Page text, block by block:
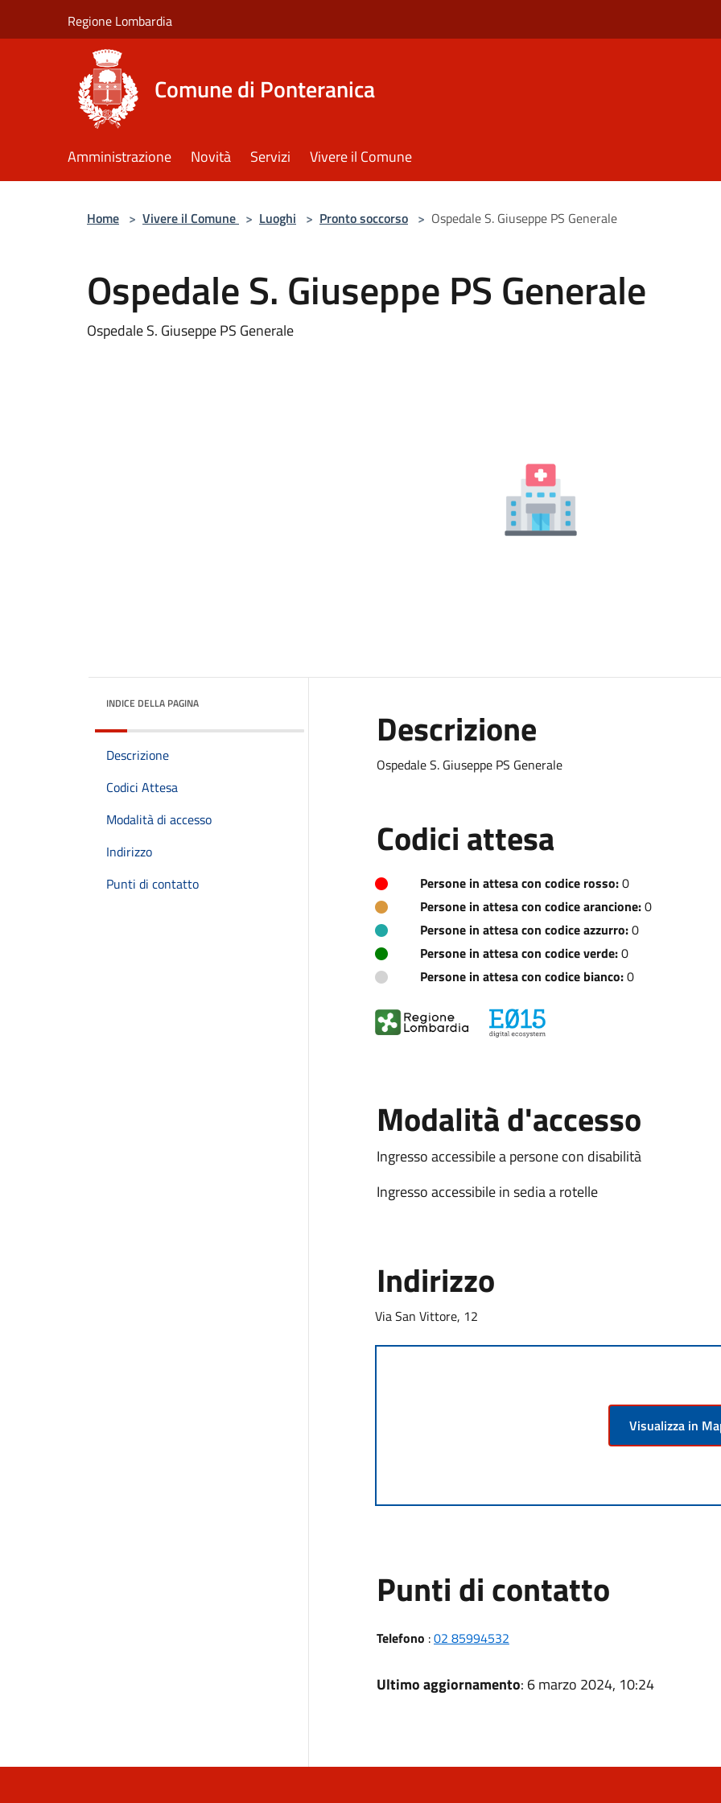
Regione Lombardia
Comune di Ponteranica
Amministrazione Novità Servizi Vivere il Comune
Home > Vivere il Comune > Luoghi > Pronto soccorso > Ospedale S. Giuseppe PS Generale
Ospedale S. Giuseppe PS Generale
Ospedale S. Giuseppe PS Generale
INDICE DELLA PAGINA
Descrizione
Codici Attesa
Modalità di accesso
Indirizzo
Punti di contatto
Descrizione
Ospedale S. Giuseppe PS Generale
Codici attesa
Persone in attesa con codice rosso:0
Persone in attesa con codice arancione:0
Persone in attesa con codice azzurro:0
Persone in attesa con codice verde:0
Persone in attesa con codice bianco:0
Modalità d'accesso
Ingresso accessibile a persone con disabilità
Ingresso accessibile in sedia a rotelle
Indirizzo
Via San Vittore, 12
Visualizza in
Punti di contatto
Telefono :02 85994532
Ultimo aggiornamento: 6 marzo 2024, 10:24